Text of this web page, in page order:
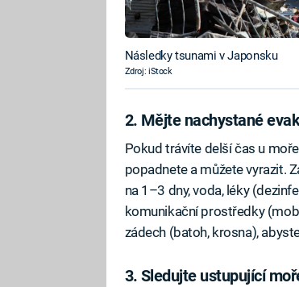
Následky tsunami v Japonsku
Zdroj: iStock
2. Mějte nachystané
Pokud trávíte delší čas u
popadnete a můžete vyrazit.
na 1–3 dny, voda, léky
komunikační prostředky
zádech (batoh, krosna),
3. Sledujte ustupující